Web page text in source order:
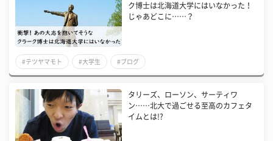
ク博士は北海道大学にはいなかった！
じゃあどこに……？
#テツヤマモト #大学生 #ブログ
タリーズ、ローソン、サーティワ
ン……北大で過ごせる至高のカフェタ
イムとは!?